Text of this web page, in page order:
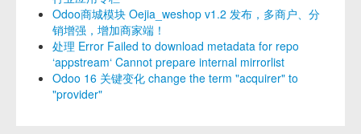
Odoo商城模块 Oejia_weshop v1.2 发布，多商户、分
销增强，增加商家端！
处理 Error Failed to download metadata for repo
‘appstream‘ Cannot prepare internal mirrorlist
Odoo 16 关键变化 change the term "acquirer" to
"provider"